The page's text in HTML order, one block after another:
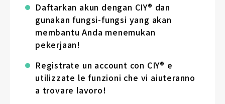
Daftarkan akun dengan CIY® dan
gunakan fungsi-fungsi yang akan
membantu Anda menemukan
pekerjaan!
Registrate un account con CIY® e
utilizzate le funzioni che vi aiuteranno
a trovare lavoro!